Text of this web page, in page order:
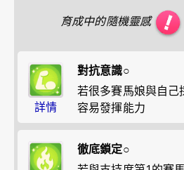
育成中的隨機靈感
詳情
對抗意識○
若很多賽馬娘與自
容易發揮能力
徹底鎖定○